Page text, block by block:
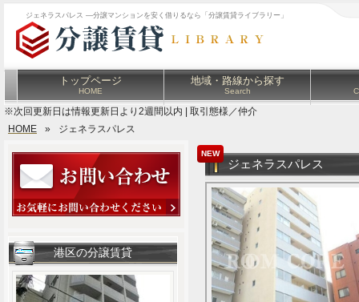
ジェネラスパレス ―分譲マンションを安く借りるなら「分譲賃貸ライブラリー」
トップページ
HOME
地域・路線から探す
Search
※次回更新日は情報更新日より2週間以内 | 取引態様／仲介
HOME
» ジェネラスパレス
ジェネラスパレス
NEW
港区の分譲賃貸